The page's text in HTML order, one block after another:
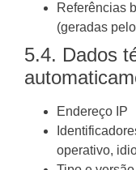
Referências
(geradas
5.4. Dados
Endereço IP
operativo,